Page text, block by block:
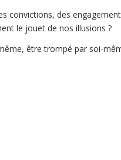
convictions, des
le jouet de nos illusions ?
être trompé par soi-